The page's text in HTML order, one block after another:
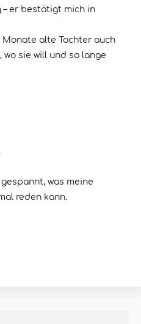
– er bestätigt mich in
Monate alte Tochter auch
wo sie will und so lange
was meine
reden kann.